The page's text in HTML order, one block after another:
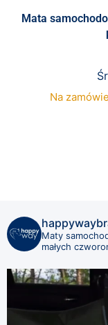
Mata
Na
Maty
małych